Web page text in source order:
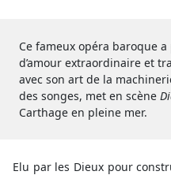
Ce fameux opéra baroque
d’amour extraordinaire et
avec son art de la
des songes, met en scène
Carthage en pleine mer.
Elu par les Dieux pour